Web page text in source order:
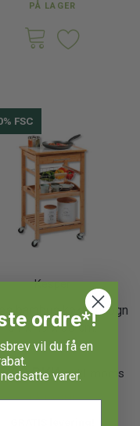
PÅ LAGER
FSC
Kesper
bambus køkkenvogn
81 x 49 x 38 cm.
DKK Inkl. moms
PÅ LAGER
ordre*!
vil du få en
varer.